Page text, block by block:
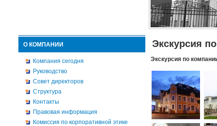
О КОМПАНИИ
Компания сегодня
Руководство
Совет директоров
Структура
Контакты
Правовая информация
Комиссия по корпоративной этике
Экскурсия
Экскурсия по